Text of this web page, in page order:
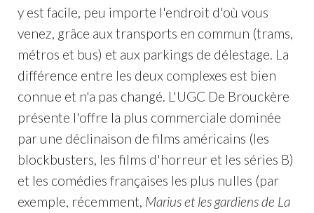
y est facile, peu importe l'endroit d'où vous
venez, grâce aux transports en commun (trams,
métros et bus) et aux parkings de délestage. La
différence entre les deux complexes est bien
connue et n'a pas changé. L'UGC De Brouckère
présente l'offre la plus commerciale dominée
par une déclinaison de films américains (les
blockbusters, les films d'horreur et les séries B)
et les comédies françaises les plus nulles (par
exemple, récemment, Marius et les gardiens de La